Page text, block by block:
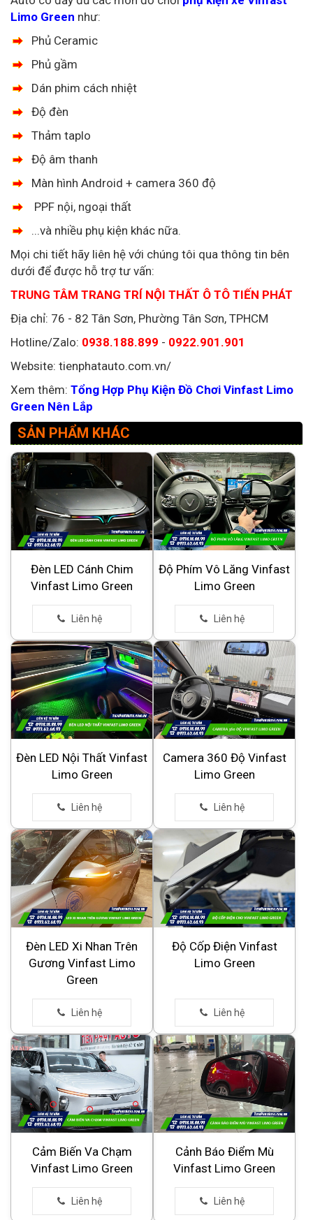
Limo Green như:
Phủ Ceramic
Phủ gầm
Dán phim cách nhiệt
Độ đèn
Thảm taplo
Độ âm thanh
Màn hình Android + camera 360 độ
PPF nội, ngoại thất
...và nhiều phụ kiện khác nữa.
Mọi chi tiết hãy liên hệ với chúng tôi qua thông tin bên
dưới để được hỗ trợ tư vấn:
TRUNG TÂM TRANG TRÍ NỘI THẤT Ô TÔ TIẾN PHÁT
Địa chỉ: 76 - 82 Tân Sơn, Phường Tân Sơn, TPHCM
Hotline/Zalo: 0938.188.899 - 0922.901.901
Website: tienphatauto.com.vn/
Xem thêm: Tổng Hợp Phụ Kiện Đồ Chơi Vinfast Limo
Green Nên Lắp
SẢN PHẨM KHÁC
Đèn LED Cánh Chim
Vinfast Limo Green
Độ Phím Vô Lăng Vinfast
Limo Green
Đèn LED Nội Thất Vinfast
Limo Green
Camera 360 Độ Vinfast
Limo Green
Đèn LED Xi Nhan Trên
Gương Vinfast Limo
Green
Độ Cốp Điện Vinfast
Limo Green
Cảm Biến Va Chạm
Vinfast Limo Green
Cảnh Báo Điểm Mù
Vinfast Limo Green